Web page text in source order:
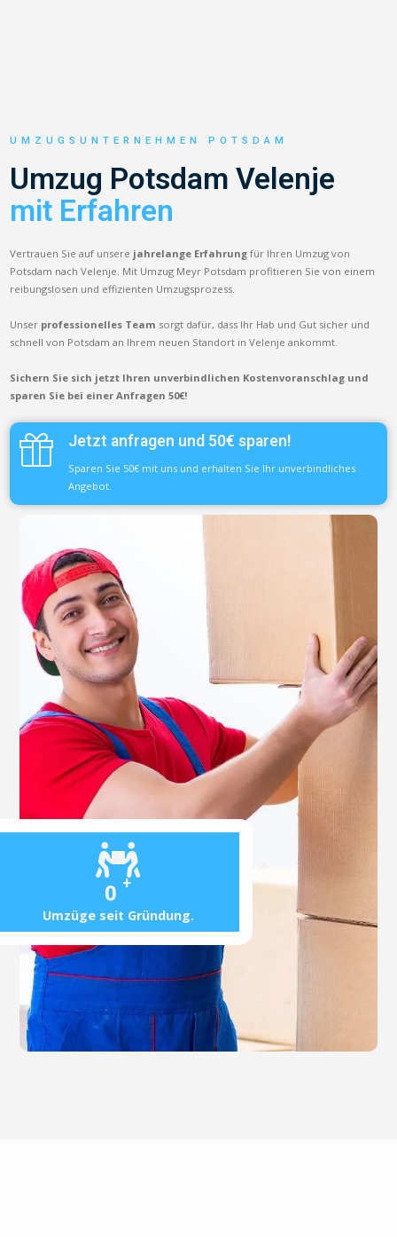
0 +
Umzüge seit Gründung.
UMZUGSUNTERNEHMEN POTSDAM
Umzug Potsdam Velenje
mit Erfahren
Vertrauen Sie auf unsere jahrelange Erfahrung für Ihren Umzug von
Potsdam nach Velenje. Mit Umzug Meyr Potsdam profitieren Sie von einem
reibungslosen und effizienten Umzugsprozess.
Unser professionelles Team sorgt dafür, dass Ihr Hab und Gut sicher und
schnell von Potsdam an Ihrem neuen Standort in Velenje ankommt.
Sichern Sie sich jetzt Ihren unverbindlichen Kostenvoranschlag und
sparen Sie bei einer Anfragen 50€!
Jetzt anfragen und 50€ sparen!
Sparen Sie 50€ mit uns und erhalten Sie Ihr unverbindliches
Angebot.